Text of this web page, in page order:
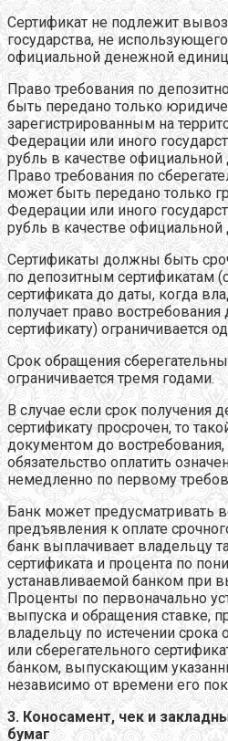
Сертификат не подлежит
государства, не
официальной денежной
Право требования по
быть передано только
зарегистрированным на
Федерации или иного
рубль в качестве
Право требования по
может быть передано только
Федерации или иного
рубль в качестве
Сертификаты должны быть
по депозитным сертификатам
сертификата до даты, когда
получает право
сертификату) ограничивается
Срок обращения
ограничивается тремя годами.
В случае если срок получения
сертификату просрочен, то
документом до
обязательство оплатить
немедленно по первому
Банк может предусматривать
предъявления к оплате
банк выплачивает владельцу
сертификата и процента по
устанавливаемой банком при
Проценты по первоначально
выпуска и обращения ставке,
владельцу по истечении срока
или сберегательного
банком, выпускающим
независимо от времени его
3. Коносамент, чек и
бумаг